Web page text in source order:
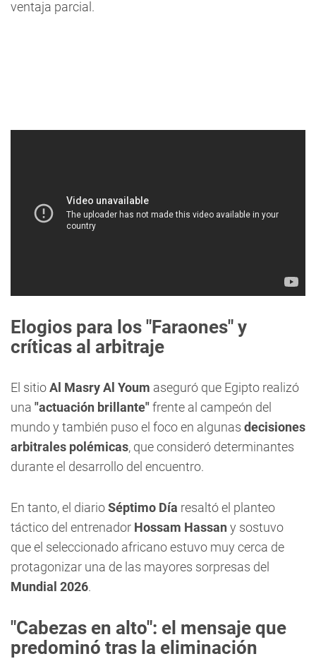
ventaja parcial.
Elogios para los "Faraones" y
críticas al arbitraje
El sitioAl Masry Al Youm aseguró que Egipto realizó
una "actuación brillante"frente al campeón del
mundo y también puso el foco en algunas decisiones
arbitrales polémicas, que consideró determinantes
durante el desarrollo del encuentro.
En tanto, el diarioSéptimo Día resaltó el planteo
táctico del entrenador Hossam Hassan y sostuvo
que el seleccionado africano estuvo muy cerca de
protagonizar una de las mayores sorpresas del
Mundial 2026.
"Cabezas en alto": el mensaje que
predominó tras la eliminación